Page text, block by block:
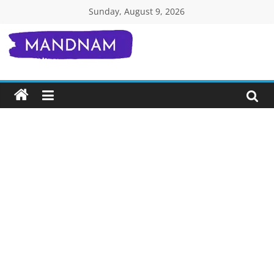
content
Sunday, August 9, 2026
Mandnam.com
जाने
एक-